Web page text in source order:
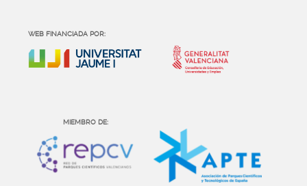
WEB FINANCIADA POR:
MIEMBRO DE: